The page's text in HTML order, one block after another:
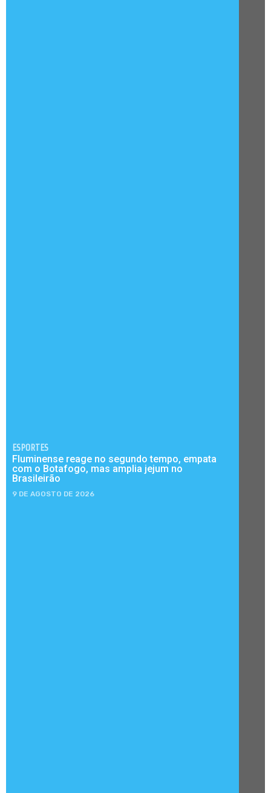
ESPORTES
Fluminense reage no segundo tempo, empata
com o Botafogo, mas amplia jejum no
Brasileirão
9 DE AGOSTO DE 2026